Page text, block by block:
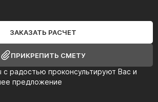
радостью проконсультируют Вас и
предложение
ЗАКАЗАТЬ РАСЧЕТ
ПРИКРЕПИТЬ СМЕТУ